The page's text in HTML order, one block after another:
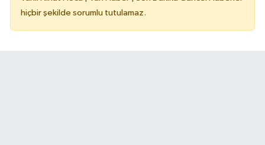
hiçbir şekilde sorumlu tutulamaz.